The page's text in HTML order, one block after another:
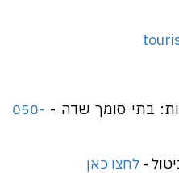
בתי סומך שדה - 050-
- לחצו כאן